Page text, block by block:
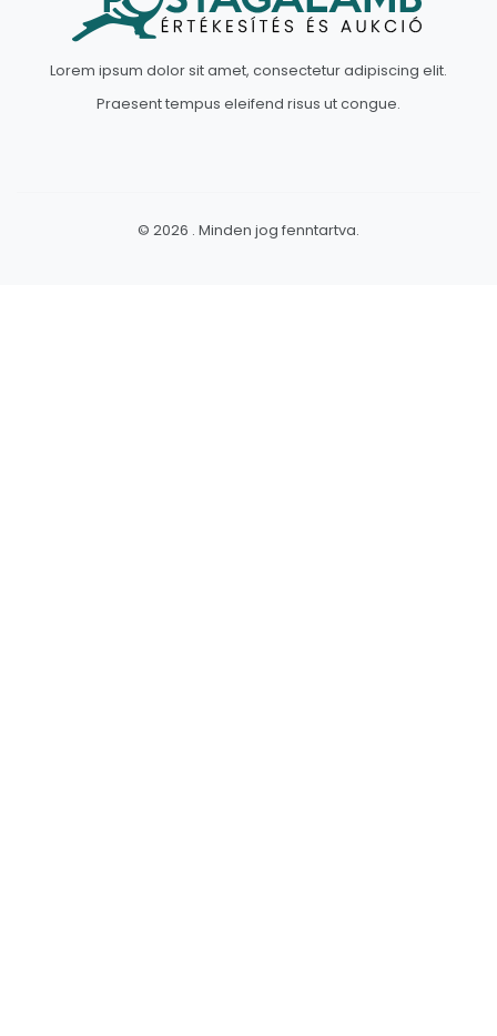
Lorem ipsum dolor sit amet, consectetur adipiscing elit.
Praesent tempus eleifend risus ut congue.
© 2026 . Minden jog fenntartva.